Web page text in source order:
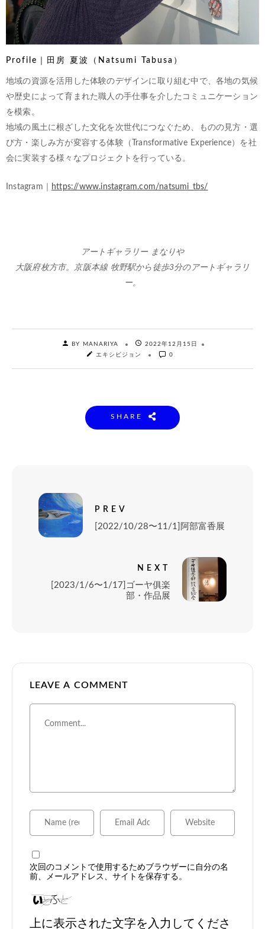
Profile｜田房 夏波（Natsumi Tabusa）
地域の資源を活用した体験のデザインに取り組む中で、各地の気候
や歴史によって育まれた職人の手仕事を介したコミュニケーション
を模索。
地域の風土に根ざした文化を次世代につなぐため、ものの見方・選
び方・楽しみ方が変容する体験（Transformative Experience）を社
会に実装する様々なプロジェクトを行っている。
Instagram｜ https://www.instagram.com/natsumi_tbs/
アートギャラリー まなりや
大阪府枚方市。京阪本線 牧野駅から徒歩3分のアートギャラリ
ー。
BY MANARIYA
2022年12月15日
エキシビジョン
0
SHARE
PREV
[2022/10/28〜11/1]阿部富香展
NEXT
[2023/1/6〜1/17]ゴーヤ俱楽
部・作品展
LEAVE A COMMENT
次回のコメントで使用するためブラウザーに自分の名
前、メールアドレス、サイトを保存する。
上に表示された文字を入力してくださ